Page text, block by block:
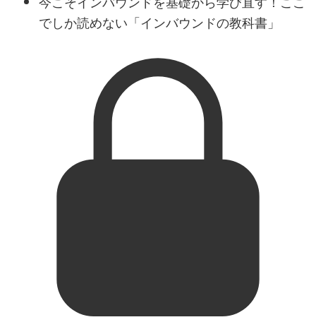
でしか読めない「インバウンドの教科書」